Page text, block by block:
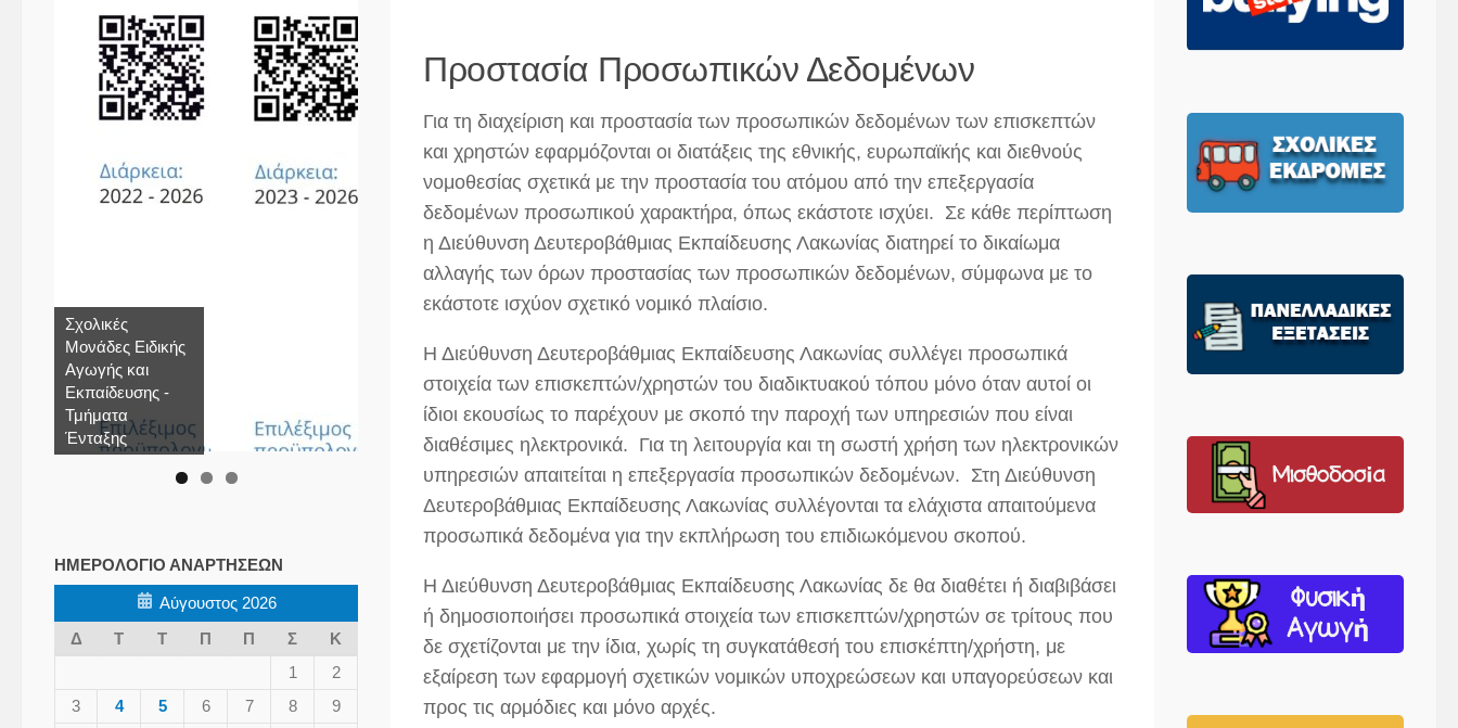
Προστασία Προσωπικών Δεδομένων
Για τη διαχείριση και προστασία των προσωπικών δεδομένων των επισκεπτών
και χρηστών εφαρμόζονται οι διατάξεις της εθνικής, ευρωπαϊκής και διεθνούς
νομοθεσίας σχετικά με την προστασία του ατόμου από την επεξεργασία
δεδομένων προσωπικού χαρακτήρα, όπως εκάστοτε ισχύει. Σε κάθε περίπτωση
η Διεύθυνση Δευτεροβάθμιας Εκπαίδευσης Λακωνίας διατηρεί το δικαίωμα
αλλαγής των όρων προστασίας των προσωπικών δεδομένων, σύμφωνα με το
εκάστοτε ισχύον σχετικό νομικό πλαίσιο.
Η Διεύθυνση Δευτεροβάθμιας Εκπαίδευσης Λακωνίας συλλέγει προσωπικά
στοιχεία των επισκεπτών/χρηστών του διαδικτυακού τόπου μόνο όταν αυτοί οι
ίδιοι εκουσίως το παρέχουν με σκοπό την παροχή των υπηρεσιών που είναι
διαθέσιμες ηλεκτρονικά. Για τη λειτουργία και τη σωστή χρήση των ηλεκτρονικών
υπηρεσιών απαιτείται η επεξεργασία προσωπικών δεδομένων. Στη Διεύθυνση
Δευτεροβάθμιας Εκπαίδευσης Λακωνίας συλλέγονται τα ελάχιστα απαιτούμενα
προσωπικά δεδομένα για την εκπλήρωση του επιδιωκόμενου σκοπού.
Η Διεύθυνση Δευτεροβάθμιας Εκπαίδευσης Λακωνίας δε θα διαθέτει ή διαβιβάσει
ή δημοσιοποιήσει προσωπικά στοιχεία των επισκεπτών/χρηστών σε τρίτους που
δε σχετίζονται με την ίδια, χωρίς τη συγκατάθεσή του επισκέπτη/χρήστη, με
εξαίρεση των εφαρμογή σχετικών νομικών υποχρεώσεων και υπαγορεύσεων και
προς τις αρμόδιες και μόνο αρχές.
Σχολικές
Μονάδες Ειδικής
Αγωγής και
Εκπαίδευσης -
Τμήματα
Ένταξης
ΗΜΕΡΟΛΌΓΙΟ ΑΝΑΡΤΉΣΕΩΝ
Αύγουστος 2026
Δ
Τ Τ Π Π Σ
Κ
1
2
3
4 5 6 7 8
9